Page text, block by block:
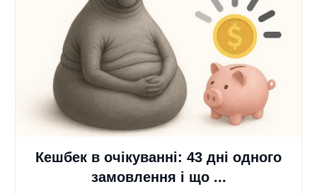
Кешбек в очікуванні: 43 дні одного
замовлення і що ...